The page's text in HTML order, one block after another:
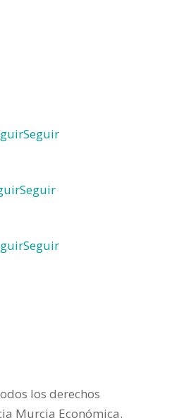
Seguir
Seguir
Seguir
los derechos
Murcia Económica.